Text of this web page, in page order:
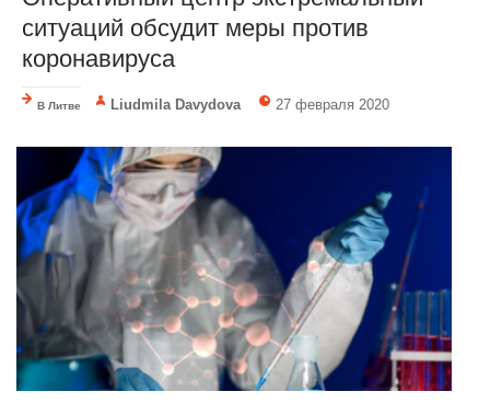
ситуаций обсудит меры против
коронавируса
В Литве Liudmila Davydova 27 февраля 2020